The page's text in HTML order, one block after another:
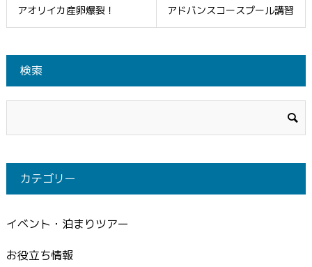
アオリイカ産卵爆裂！ アドバンスコースプール講習
検索
カテゴリー
イベント・泊まりツアー
お役立ち情報